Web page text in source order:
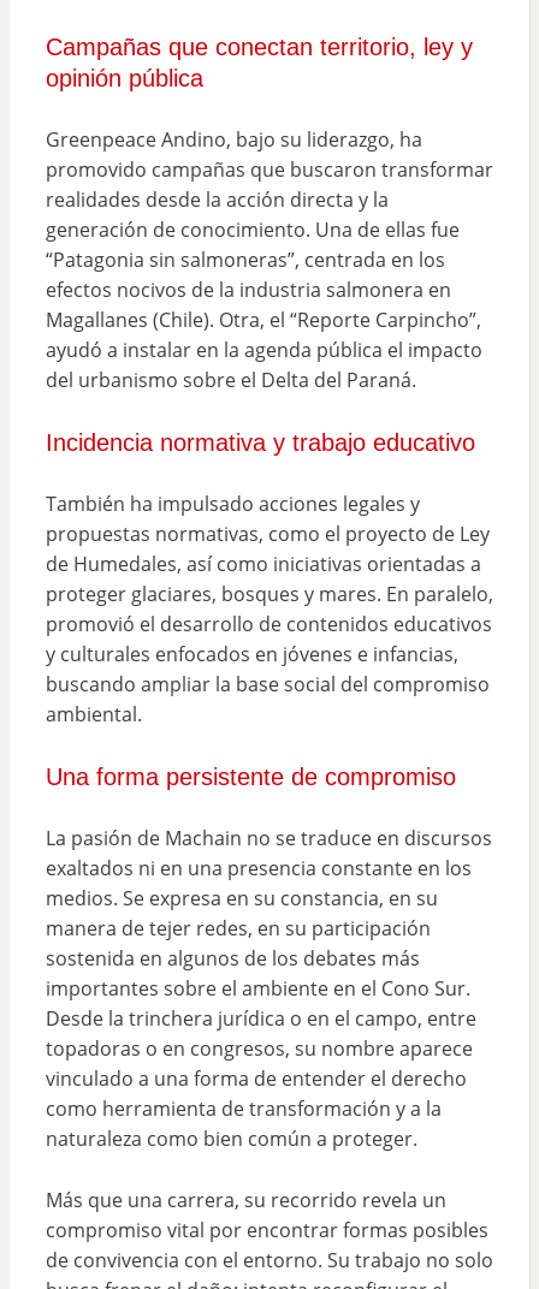
Campañas que conectan territorio, ley y
opinión pública
Greenpeace Andino, bajo su liderazgo, ha
promovido campañas que buscaron transformar
realidades desde la acción directa y la
generación de conocimiento. Una de ellas fue
“Patagonia sin salmoneras”, centrada en los
efectos nocivos de la industria salmonera en
Magallanes (Chile). Otra, el “Reporte Carpincho”,
ayudó a instalar en la agenda pública el impacto
del urbanismo sobre el Delta del Paraná.
Incidencia normativa y trabajo educativo
También ha impulsado acciones legales y
propuestas normativas, como el proyecto de Ley
de Humedales, así como iniciativas orientadas a
proteger glaciares, bosques y mares. En paralelo,
promovió el desarrollo de contenidos educativos
y culturales enfocados en jóvenes e infancias,
buscando ampliar la base social del compromiso
ambiental.
Una forma persistente de compromiso
La pasión de Machain no se traduce en discursos
exaltados ni en una presencia constante en los
medios. Se expresa en su constancia, en su
manera de tejer redes, en su participación
sostenida en algunos de los debates más
importantes sobre el ambiente en el Cono Sur.
Desde la trinchera jurídica o en el campo, entre
topadoras o en congresos, su nombre aparece
vinculado a una forma de entender el derecho
como herramienta de transformación y a la
naturaleza como bien común a proteger.
Más que una carrera, su recorrido revela un
compromiso vital por encontrar formas posibles
de convivencia con el entorno. Su trabajo no solo